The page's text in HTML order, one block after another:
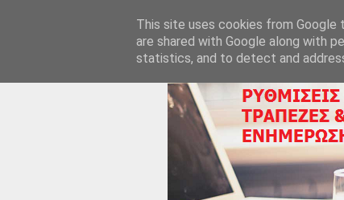
This site uses cookies from Google
are shared with Google along with
statistics, and to detect and